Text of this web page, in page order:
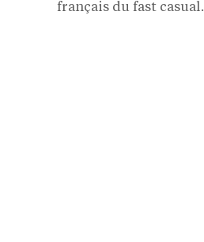
français du fast casual.